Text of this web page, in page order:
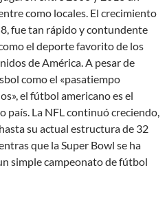
como locales. El crecimiento
fue tan rápido y contundente
el deporte favorito de los
de América. A pesar de
como el «pasatiempo
el fútbol americano es el
país. La NFL continuó creciendo,
su actual estructura de 32
que la Super Bowl se ha
simple campeonato de fútbol